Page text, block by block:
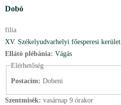
Dobó
filia
XV. Székelyudvarhelyi főesperesi kerület
Ellátó plébánia: Vágás
Elérhetőség
Postacím: Dobeni
Szentmisék: vasárnap 9 órakor